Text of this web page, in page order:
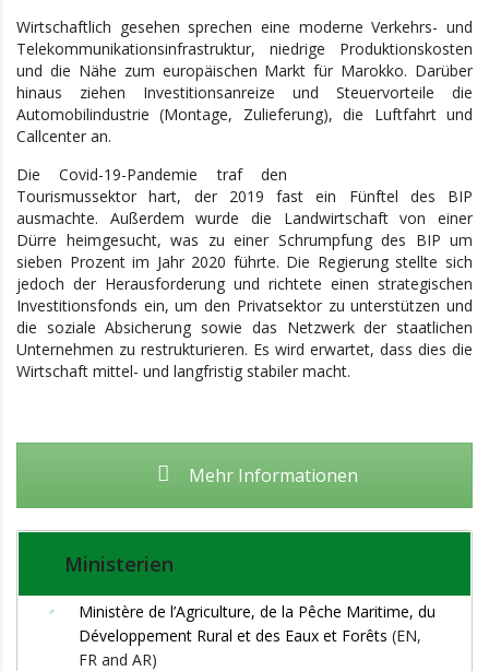
Wirtschaftlich gesehen sprechen eine moderne Verkehrs- und
Telekommunikationsinfrastruktur, niedrige Produktionskosten
und die Nähe zum europäischen Markt für Marokko. Darüber
hinaus ziehen Investitionsanreize und Steuervorteile die
Automobilindustrie (Montage, Zulieferung), die Luftfahrt und
Callcenter an.
Die Covid-19-Pandemie traf den
Tourismussektor hart, der 2019 fast ein Fünftel des BIP
ausmachte. Außerdem wurde die Landwirtschaft von einer
Dürre heimgesucht, was zu einer Schrumpfung des BIP um
sieben Prozent im Jahr 2020 führte. Die Regierung stellte sich
jedoch der Herausforderung und richtete einen strategischen
Investitionsfonds ein, um den Privatsektor zu unterstützen und
die soziale Absicherung sowie das Netzwerk der staatlichen
Unternehmen zu restrukturieren. Es wird erwartet, dass dies die
Wirtschaft mittel- und langfristig stabiler macht.
Mehr Informationen
Ministerien
Ministère de l’Agriculture, de la Pêche Maritime, du
Développement Rural et des Eaux et Forêts (EN,
FR and AR)